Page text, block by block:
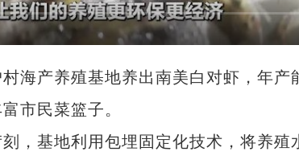
产养殖基地养出南美白对虾，年产
市民菜篮子。
基地利用包埋固定化技术，将养殖